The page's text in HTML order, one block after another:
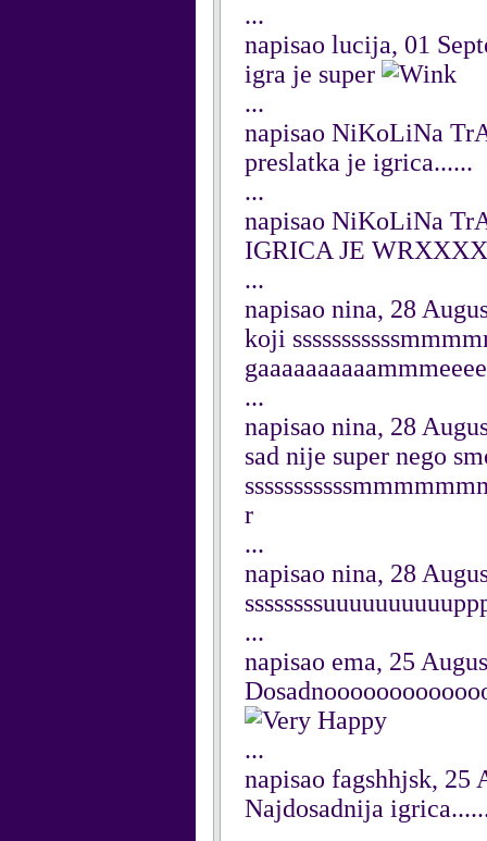
...
napisao lucija, 01
igra je super
...
napisao NiKoLiNa
preslatka je igrica......
...
napisao NiKoLiNa
IGRICA JE
...
napisao nina, 28
koji
...
napisao nina, 28
sad nije super nego
r
...
napisao nina, 28
...
napisao ema, 25
...
napisao fagshhjsk, 25
Najdosadnija